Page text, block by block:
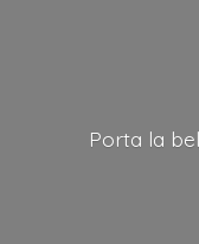
Porta la